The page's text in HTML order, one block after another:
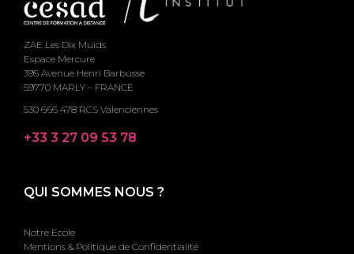
ZAE Les Dix Muids
Espace Mercure
395 Avenue Henri Barbusse
59770 MARLY – FRANCE
530 666 478 RCS Valenciennes
+33 3 27 09 53 78
QUI SOMMES NOUS ?
Notre Ecole
Mentions & Politique de Confidentialité